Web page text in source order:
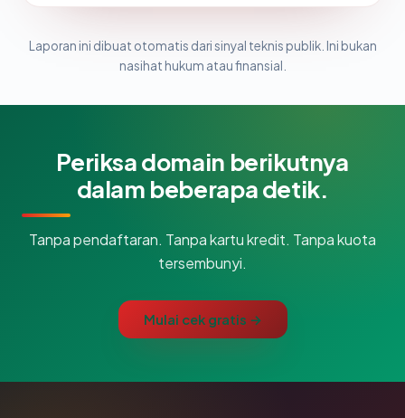
Laporan ini dibuat otomatis dari sinyal teknis publik. Ini bukan
nasihat hukum atau finansial.
Periksa domain berikutnya
dalam beberapa detik.
Tanpa pendaftaran. Tanpa kartu kredit. Tanpa kuota
tersembunyi.
Mulai cek gratis →